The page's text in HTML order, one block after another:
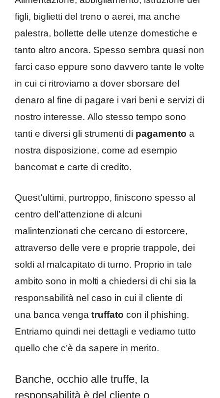
figli, biglietti del treno o aerei, ma anche
palestra, bollette delle utenze domestiche e
tanto altro ancora. Spesso sembra quasi non
farci caso eppure sono davvero tante le volte
in cui ci ritroviamo a dover sborsare del
denaro al fine di pagare i vari beni e servizi di
nostro interesse. Allo stesso tempo sono
tanti e diversi gli strumenti di pagamento a
nostra disposizione, come ad esempio
bancomat e carte di credito.
Quest’ultimi, purtroppo, finiscono spesso al
centro dell’attenzione di alcuni
malintenzionati che cercano di estorcere,
attraverso delle vere e proprie trappole, dei
soldi al malcapitato di turno. Proprio in tale
ambito sono in molti a chiedersi di chi sia la
responsabilità nel caso in cui il cliente di
una banca venga truffato con il phishing.
Entriamo quindi nei dettagli e vediamo tutto
quello che c’è da sapere in merito.
Banche, occhio alle truffe, la
responsabilità è del cliente o